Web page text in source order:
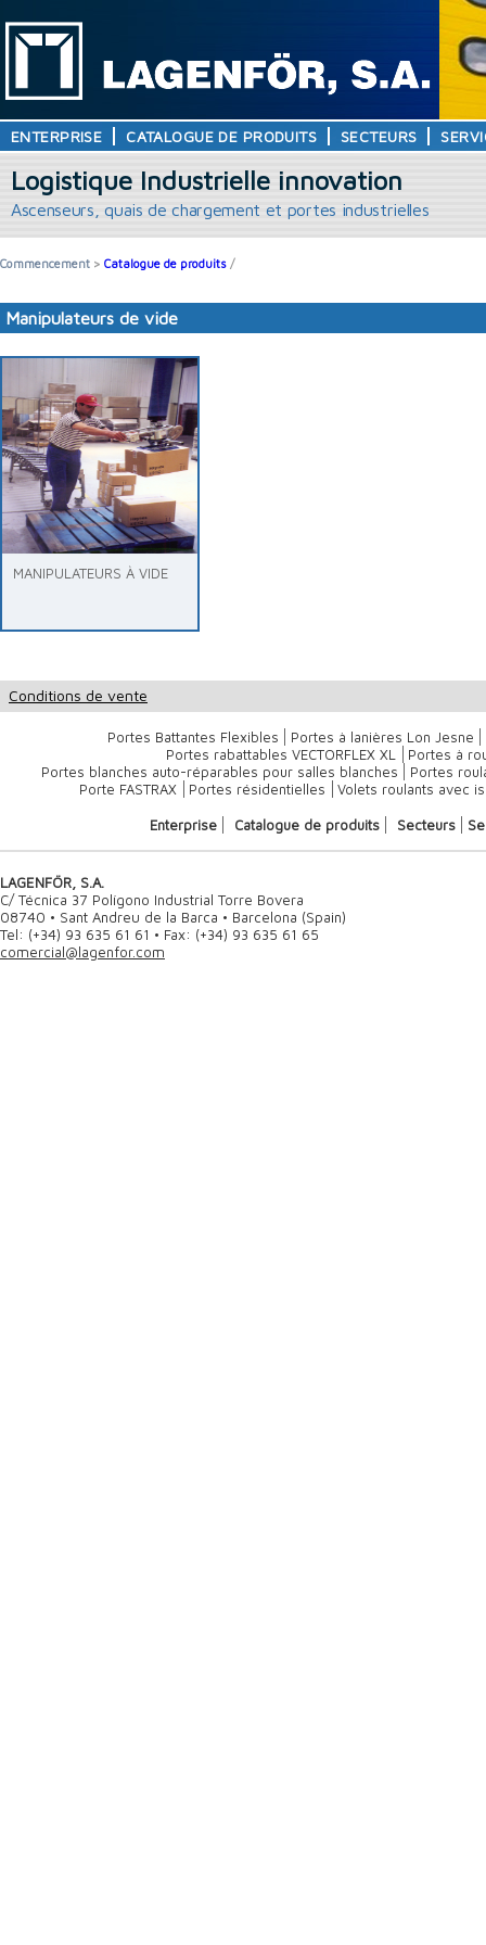
ENTERPRISE CATALOGUE DE PRODUITS SECTEURS
Logistique Industrielle innovation
Ascenseurs, quais de chargement et portes industrielles
Commencement > Catalogue de produits /
Manipulateurs de vide
MANIPULATEURS À VIDE
Conditions de vente
Portes Battantes Flexibles
Portes à lanières Lon Jesne
Portes rabattables VECTORFLEX XL
Portes à
Portes blanches auto-réparables pour salles blanches
Portes
Porte FASTRAX
Portes résidentielles Volets roulants avec
Enterprise Catalogue de produits Secteurs
LAGENFÖR, S.A.
C/ Técnica 37 Polígono Industrial Torre Bovera
08740 • Sant Andreu de la Barca • Barcelona (Spain)
Tel: (+34) 93 635 61 61 • Fax: (+34) 93 635 61 65
comercial@lagenfor.com